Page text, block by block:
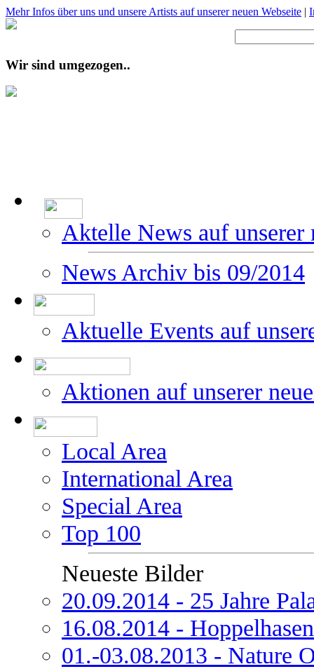
Mehr Infos über uns und unsere Artists auf unserer neuen Webseite |
Wir sind umgezogen..
Aktelle News auf unserer
News Archiv bis 09/2014
Aktuelle Events auf
Aktionen auf unserer
Local Area
International Area
Special Area
Top 100
Neueste Bilder
20.09.2014 - 25 Jahre
16.08.2014 -
01.-03.08.2013 - Nature